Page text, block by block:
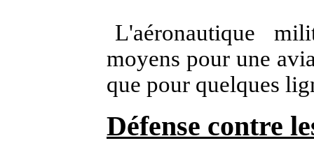
L'aéronautique
moyens pour une
que pour quelques
Défense contre